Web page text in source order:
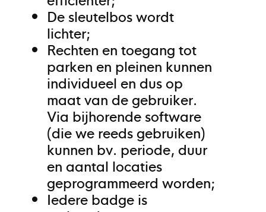
De sleutelbos wordt
lichter;
Rechten en toegang tot
parken en pleinen kunnen
individueel en dus op
maat van de gebruiker.
Via bijhorende software
(die we reeds gebruiken)
kunnen bv. periode, duur
en aantal locaties
geprogrammeerd worden;
Iedere badge is